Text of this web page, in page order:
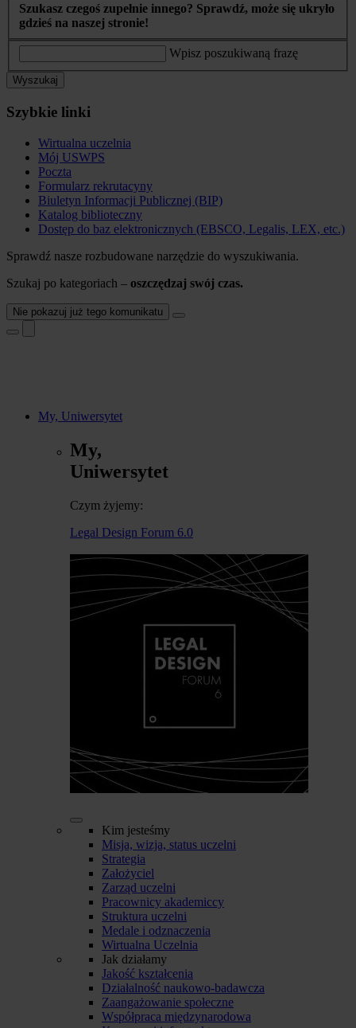
Szukasz czegoś zupełnie innego? Sprawdź, może się ukryło
gdzieś na naszej stronie!
Wpisz poszukiwaną frazę
Wyszukaj
Szybkie linki
Wirtualna uczelnia
Mój USWPS
Poczta
Formularz rekrutacyny
Biuletyn Informacji Publicznej (BIP)
Katalog biblioteczny
Dostęp do baz elektronicznych (EBSCO, Legalis, LEX, etc.)
Sprawdź nasze rozbudowane narzędzie do wyszukiwania.
Szukaj po kategoriach – oszczędzaj swój czas.
Nie pokazuj już tego komunikatu
My, Uniwersytet
My,
Uniwersytet
Czym żyjemy:
Legal Design Forum 6.0
Kim jesteśmy
Misja, wizja, status uczelni
Strategia
Założyciel
Zarząd uczelni
Pracownicy akademiccy
Struktura uczelni
Medale i odznaczenia
Wirtualna Uczelnia
Jak działamy
Jakość kształcenia
Działalność naukowo-badawcza
Zaangażowanie społeczne
Współpraca międzynarodowa